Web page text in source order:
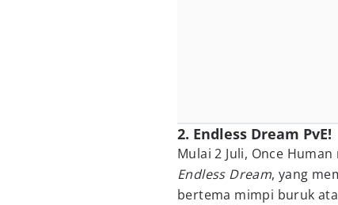
2. Endless Dream PvE!
Mulai 2 Juli, Once
Endless Dream, yang
bertema mimpi buruk